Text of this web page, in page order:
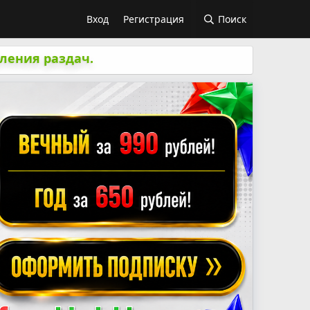
Вход Регистрация Поиск
раздач.